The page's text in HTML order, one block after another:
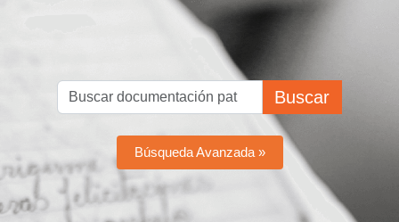
Buscar
Búsqueda Avanzada »